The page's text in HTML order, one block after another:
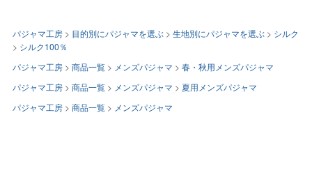
パジャマ工房 目的別にパジャマを選ぶ 生地別にパジャマを選ぶ
シルク
シルク100％
パジャマ工房
商品一覧 メンズパジャマ
春・秋用メンズパジャマ
パジャマ工房
商品一覧 メンズパジャマ
夏用メンズパジャマ
パジャマ工房
商品一覧 メンズパジャマ